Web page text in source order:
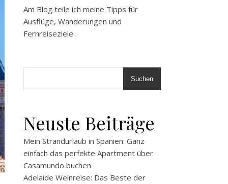
Am Blog teile ich meine Tipps für
Ausflüge, Wanderungen und
Fernreiseziele.
Suchen
Neuste Beiträge
Mein Strandurlaub in Spanien: Ganz
einfach das perfekte Apartment über
Casamundo buchen
Adelaide Weinreise: Das Beste der